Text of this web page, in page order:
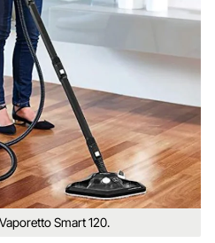
Smart 120.